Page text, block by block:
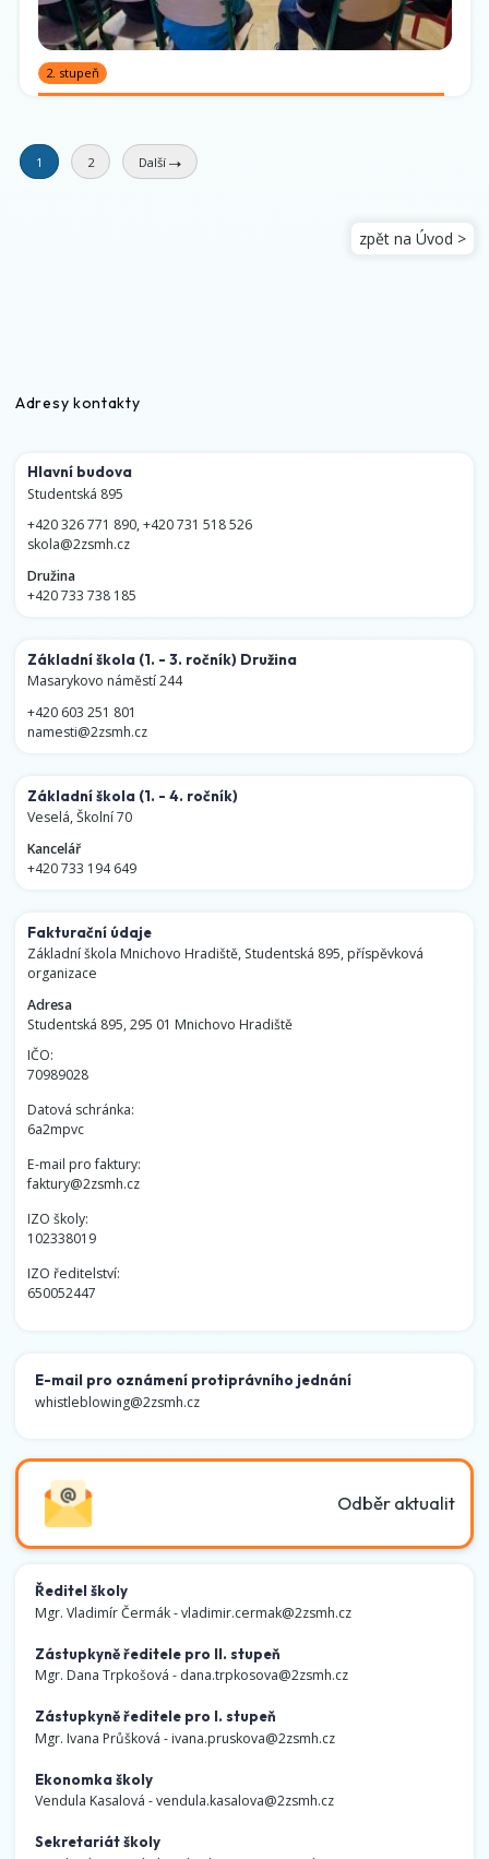
2. stupeň
1 2 Další
zpět na Úvod >
Adresy kontakty
Hlavní budova
Studentská 895
+420 326 771 890,+420 731 518 526
skola@2zsmh.cz
Družina
+420 733 738 185
Základní škola (1. - 3. ročník) Družina
Masarykovo náměstí 244
+420 603 251 801
namesti@2zsmh.cz
Základní škola (1. - 4. ročník)
Veselá, Školní 70
Kancelář
+420 733 194 649
Fakturační údaje
Základní škola Mnichovo Hradiště, Studentská 895, příspěvková
organizace
Adresa
Studentská 895, 295 01 Mnichovo Hradiště
IČO:
70989028
Datová schránka:
6a2mpvc
E-mail pro faktury:
faktury@2zsmh.cz
IZO školy:
102338019
IZO ředitelství:
650052447
E-mail pro oznámení protiprávního jednání
whistleblowing@2zsmh.cz
Odběr aktualit
Ředitel školy
Mgr. Vladimír Čermák -vladimir.cermak@2zsmh.cz
Zástupkyně ředitele pro II. stupeň
Mgr. Dana Trpkošová - dana.trpkosova@2zsmh.cz
Zástupkyně ředitele pro I. stupeň
Mgr. Ivana Průšková -ivana.pruskova@2zsmh.cz
Ekonomka školy
Vendula Kasalová -vendula.kasalova@2zsmh.cz
Sekretariát školy